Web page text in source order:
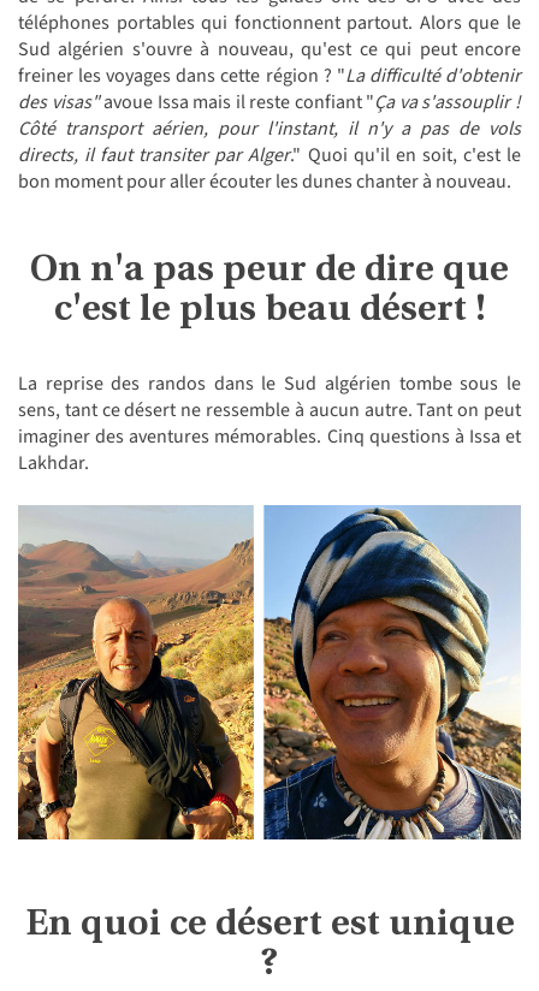
téléphones portables qui fonctionnent partout. Alors que le
Sud algérien s'ouvre à nouveau, qu'est ce qui peut encore
freiner les voyages dans cette région ? "La difficulté d'obtenir
des visas"avoue Issa mais il reste confiant "Ça va s'assouplir !
Côté transport aérien, pour l'instant, il n'y a pas de vols
directs, il faut transiter par Alger." Quoi qu'il en soit, c'est le
bon moment pour aller écouter les dunes chanter à nouveau.
On n'a pas peur de dire que
c'est le plus beau désert !
La reprise des randos dans le Sud algérien tombe sous le
sens, tant ce désert ne ressemble à aucun autre. Tant on peut
imaginer des aventures mémorables. Cinq questions à Issa et
Lakhdar.
En quoi ce désert est unique
?